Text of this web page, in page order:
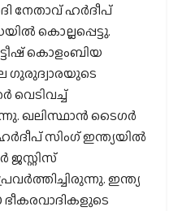
നേതാവ് ഹര്‍ദീപ്
കൊല്ലപ്പെട്ടു.
കൊളംബിയ
ഗുരുദ്വാരയുടെ
ഖലിസ്ഥാൻ ടൈഗർ
സിംഗ് ഇന്ത്യയിൽ
ജസ്റ്റിസ്
ഇന്ത്യ